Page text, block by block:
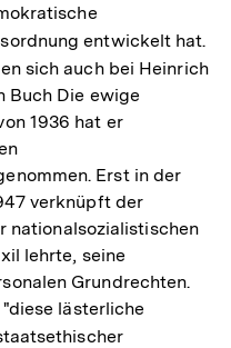
entwickelt hat.
sich auch bei Heinrich
Buch Die ewige
1936 hat er
Erst in der
verknüpft der
nationalsozialistischen
lehrte, seine
Grundrechten.
lästerliche